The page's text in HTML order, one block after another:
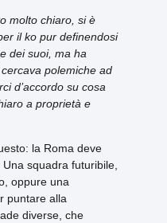
molto chiaro, si è
il ko pur definendosi
dei suoi, ma ha
polemiche ad
d’accordo su cosa
a proprietà e
la Roma deve
squadra futuribile,
oppure una
puntare alla
diverse, che